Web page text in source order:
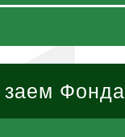
заем Фонда